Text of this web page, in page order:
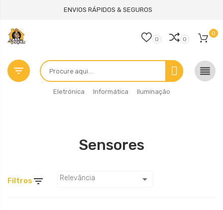
ENVIOS RÁPIDOS & SEGUROS
Eletrónica Informática Iluminação
0 0
0
 
Sensores
Filtros  Relevância 